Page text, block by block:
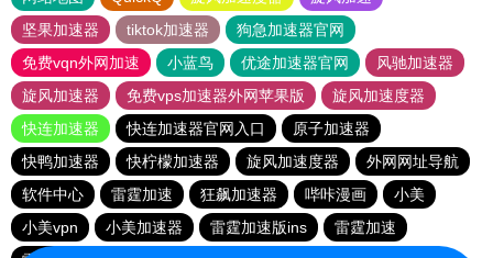
坚果加速器
tiktok加速器
狗急加速器官网
免费vqn外网加速
小蓝鸟 优途加速器官网
风驰加速器
旋风加速器
免费vps加速器外网苹果版
旋风加速度器
快连加速器
快连加速器官网入口
原子加速器
快鸭加速器
快柠檬加速器 旋风加速度器
外网网址导航
软件中心
雷霆加速 狂飙加速器 哔咔漫画
小美
小美vpn
小美加速器 雷霆加速版ins
雷霆加速